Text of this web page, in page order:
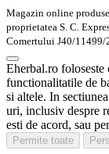
Magazin online
proprietatea S. C.
Comertului J40/
Eherbal.ro
functionalitatile de
si altele. In sectiunea
uri, inclusiv despre
esti de acord, sau
Permite toate